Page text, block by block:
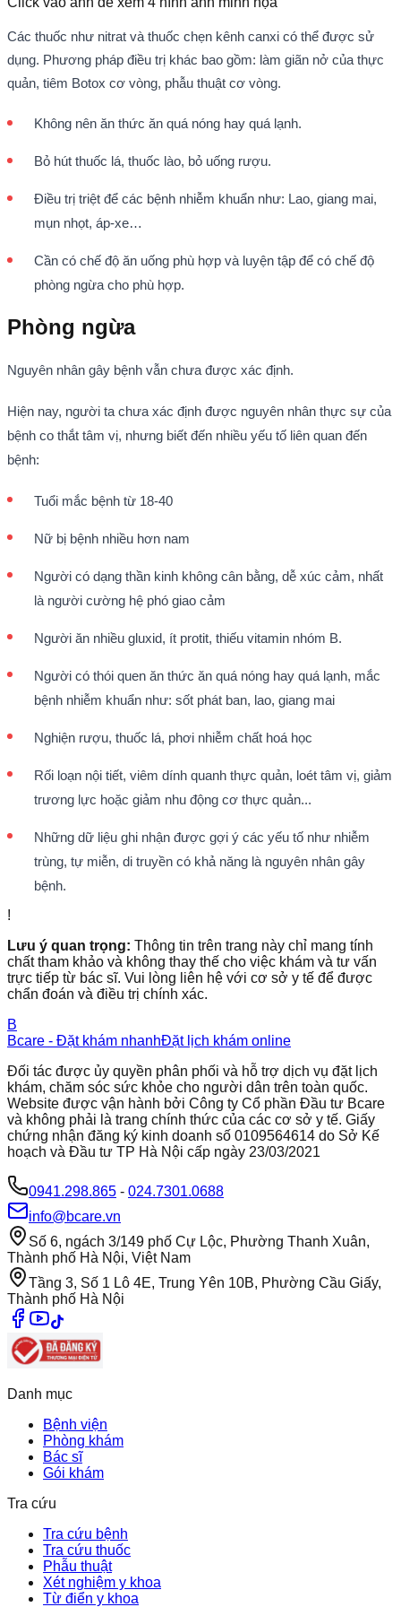
Các thuốc như nitrat và thuốc chẹn kênh canxi có thể được sử
dụng. Phương pháp điều trị khác bao gồm: làm giãn nở của thực
quản, tiêm Botox cơ vòng, phẫu thuật cơ vòng.
Không nên ăn thức ăn quá nóng hay quá lạnh.
Bỏ hút thuốc lá, thuốc lào, bỏ uống rượu.
Điều trị triệt để các bệnh nhiễm khuẩn như: Lao, giang mai,
mụn nhọt, áp-xe…
Cần có chế độ ăn uống phù hợp và luyện tập để có chế độ
phòng ngừa cho phù hợp.
Phòng ngừa
Nguyên nhân gây bệnh vẫn chưa được xác định.
Hiện nay, người ta chưa xác định được nguyên nhân thực sự của
bệnh co thắt tâm vị, nhưng biết đến nhiều yếu tố liên quan đến
bệnh:
Tuổi mắc bệnh từ 18-40
Nữ bị bệnh nhiều hơn nam
Người có dạng thần kinh không cân bằng, dễ xúc cảm, nhất
là người cường hệ phó giao cảm
Người ăn nhiều gluxid, ít protit, thiếu vitamin nhóm B.
Người có thói quen ăn thức ăn quá nóng hay quá lạnh, mắc
bệnh nhiễm khuẩn như: sốt phát ban, lao, giang mai
Nghiện rượu, thuốc lá, phơi nhiễm chất hoá học
Rối loạn nội tiết, viêm dính quanh thực quản, loét tâm vị, giảm
trương lực hoặc giảm nhu động cơ thực quản...
Những dữ liệu ghi nhận được gợi ý các yếu tố như nhiễm
trùng, tự miễn, di truyền có khả năng là nguyên nhân gây
bệnh.
!
Lưu ý quan trọng: Thông tin trên trang này chỉ mang tính
chất tham khảo và không thay thế cho việc khám và tư vấn
trực tiếp từ bác sĩ. Vui lòng liên hệ với cơ sở y tế để được
chẩn đoán và điều trị chính xác.
B
Bcare - Đặt khám nhanhĐặt lịch khám online
Đối tác được ủy quyền phân phối và hỗ trợ dịch vụ đặt lịch
khám, chăm sóc sức khỏe cho người dân trên toàn quốc.
Website được vận hành bởi Công ty Cổ phần Đầu tư Bcare
và không phải là trang chính thức của các cơ sở y tế. Giấy
chứng nhận đăng ký kinh doanh số 0109564614 do Sở Kế
hoạch và Đầu tư TP Hà Nội cấp ngày 23/03/2021
0941.298.865 - 024.7301.0688
info@bcare.vn
Số 6, ngách 3/149 phố Cự Lộc, Phường Thanh Xuân,
Thành phố Hà Nội, Việt Nam
Tầng 3, Số 1 Lô 4E, Trung Yên 10B, Phường Cầu Giấy,
Thành phố Hà Nội
Danh mục
Bệnh viện
Phòng khám
Bác sĩ
Gói khám
Tra cứu
Tra cứu bệnh
Tra cứu thuốc
Phẫu thuật
Xét nghiệm y khoa
Từ điển y khoa